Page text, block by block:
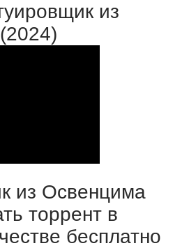
из
из Освенцима
торрент в
бесплатно